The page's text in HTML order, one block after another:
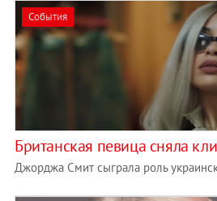
События
Британская певица сняла
Джорджа Смит сыграла роль